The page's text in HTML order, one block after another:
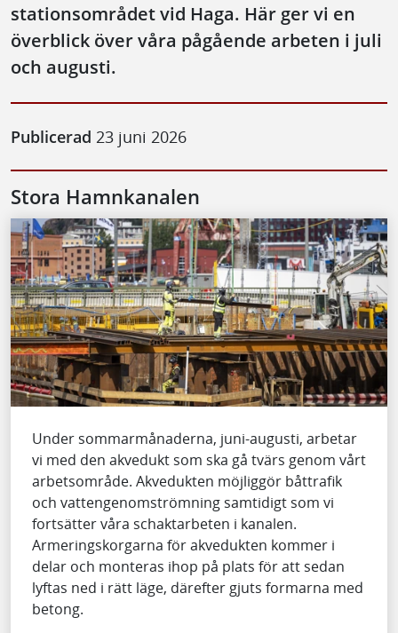
stationsområdet vid Haga. Här ger vi en
överblick över våra pågående arbeten i juli
och augusti.
Publicerad 23 juni 2026
Stora Hamnkanalen
Under sommarmånaderna, juni-augusti, arbetar
vi med den akvedukt som ska gå tvärs genom vårt
arbetsområde. Akvedukten möjliggör båttrafik
och vattengenomströmning samtidigt som vi
fortsätter våra schaktarbeten i kanalen.
Armeringskorgarna för akvedukten kommer i
delar och monteras ihop på plats för att sedan
lyftas ned i rätt läge, därefter gjuts formarna med
betong.